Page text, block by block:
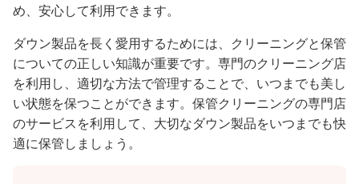
め、安心して利用できます。
ダウン製品を長く愛用するためには、クリーニングと保管
についての正しい知識が重要です。専門のクリーニング店
を利用し、適切な方法で管理することで、いつまでも美し
い状態を保つことができます。保管クリーニングの専門店
のサービスを利用して、大切なダウン製品をいつまでも快
適に保管しましょう。